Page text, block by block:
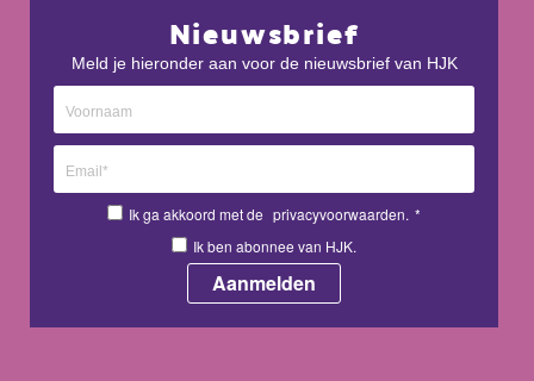
Nieuwsbrief
Meld je hieronder aan voor de nieuwsbrief van HJK
Ik ga akkoord met de privacyvoorwaarden. *
Ik ben abonnee van HJK.